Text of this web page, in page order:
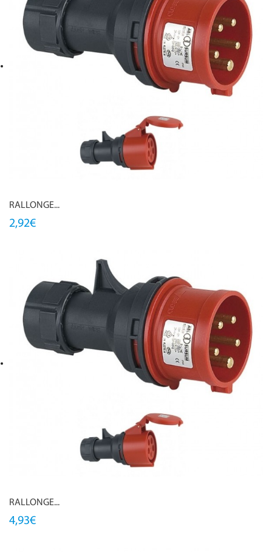
RALLONGE...
2,92€
RALLONGE...
4,93€